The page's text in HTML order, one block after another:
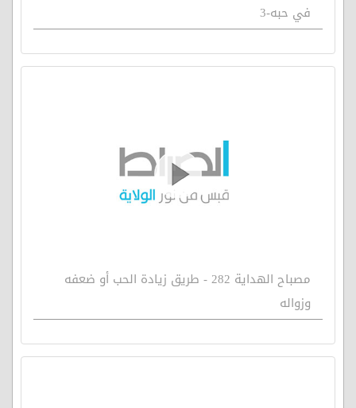
في حبه-3
مصباح الهداية 282 - طريق زيادة الحب أو ضعفه
وزواله